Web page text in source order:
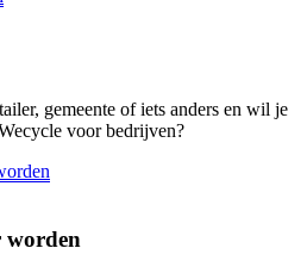
gemeente of iets anders en wil je
voor bedrijven?